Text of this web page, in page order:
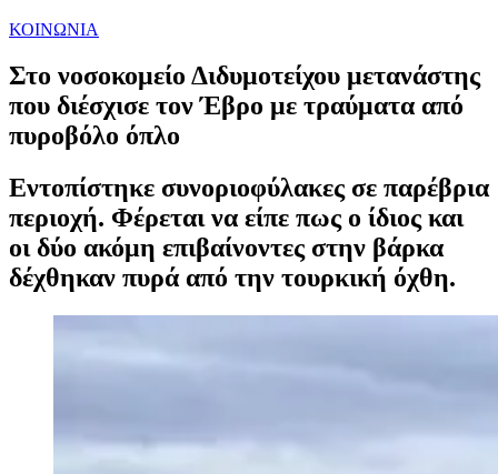
ΚΟΙΝΩΝΙΑ
Στο νοσοκομείο Διδυμοτείχου μετανάστης
που διέσχισε τον Έβρο με τραύματα από
πυροβόλο όπλο
Εντοπίστηκε συνοριοφύλακες σε παρέβρια
περιοχή. Φέρεται να είπε πως ο ίδιος και
οι δύο ακόμη επιβαίνοντες στην βάρκα
δέχθηκαν πυρά από την τουρκική όχθη.